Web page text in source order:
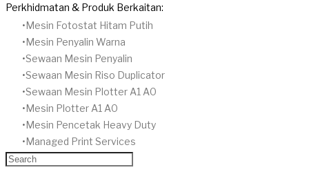
Perkhidmatan & Produk Berkaitan:
Mesin Fotostat Hitam Putih
​Mesin Penyalin Warna
​Sewaan Mesin Penyalin
Sewaan Mesin Riso Duplicator
Sewaan Mesin Plotter A1 A0
Mesin Plotter A1 A0
Mesin Pencetak Heavy Duty
Managed Print Services